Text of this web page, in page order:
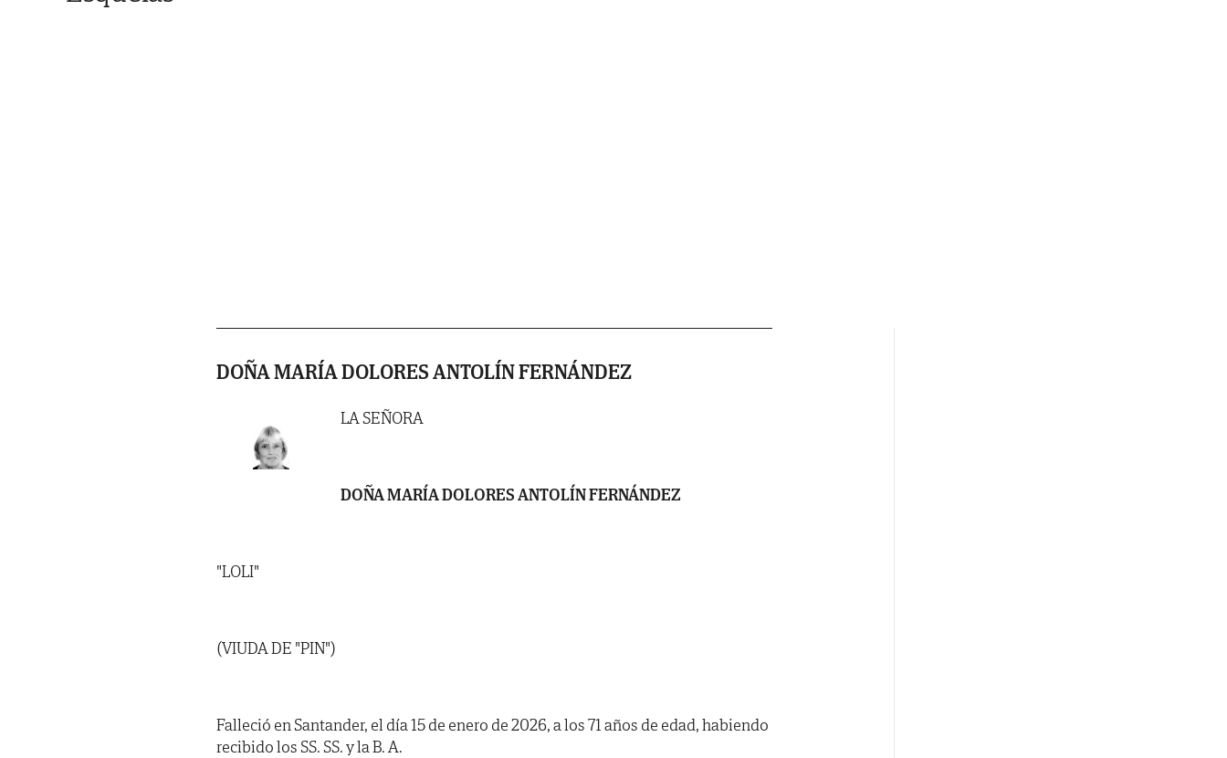
DOÑA MARÍA DOLORES ANTOLÍN FERNÁNDEZ
LA SEÑORA
DOÑA MARÍA DOLORES ANTOLÍN FERNÁNDEZ
"LOLI"
(VIUDA DE "PIN")
Falleció en Santander, el día 15 de enero de 2026, a los 71 años de edad, habiendo
recibido los SS. SS. y la B. A.